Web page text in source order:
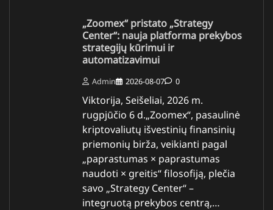
„Zoomex“ pristato „Strategy
Center“: nauja platforma prekybos
strategijų kūrimui ir
automatizavimui
Admin 2026-08-07 0
Viktorija, Seišeliai, 2026 m.
rugpjūčio 6 d.„Zoomex“, pasaulinė
kriptovaliutų išvestinių finansinių
priemonių birža, veikianti pagal
„paprastumas × paprastumas
naudoti × greitis“ filosofiją, plečia
savo „Strategy Center“ –
integruotą prekybos centrą,…